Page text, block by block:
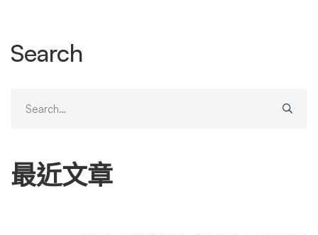
變為「資訊生態的守門員」。 第一章：你真的了解「檢
致檢舉行動無效，甚至讓使用者產生「檢舉根本沒用」的消
平台的審核機制主要在於審查該內容是否 違反《X 規則》
（The X Rules）。舉例來說，單純說「某政治人物收賄」
Search
for:
最近文章